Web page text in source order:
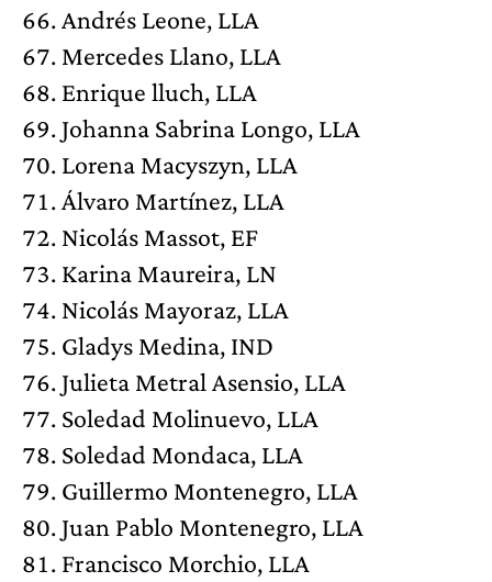
Andrés Leone, LLA
Mercedes Llano, LLA
Enrique lluch, LLA
Johanna Sabrina Longo, LLA
Lorena Macyszyn, LLA
Álvaro Martínez, LLA
Nicolás Massot, EF
Karina Maureira, LN
Nicolás Mayoraz, LLA
Gladys Medina, IND
Julieta Metral Asensio, LLA
Soledad Molinuevo, LLA
Soledad Mondaca, LLA
Guillermo Montenegro, LLA
Juan Pablo Montenegro, LLA
Francisco Morchio, LLA